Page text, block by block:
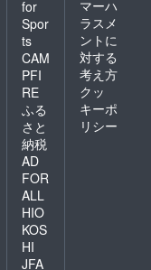
for
Spor
ts
CAM
PFI
RE
ふる
さと
納税
AD
FOR
ALL
HIO
KOS
HI
JFA
マーハ
ラスメ
ントに
対する
考え方
クッ
キーポ
リシー